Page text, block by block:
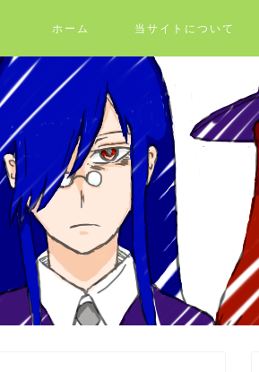
ホーム 当サイトについて